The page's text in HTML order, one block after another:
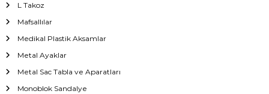
L Takoz
Mafsallılar
Medikal Plastik Aksamlar
Metal Ayaklar
Metal Sac Tabla ve Aparatları
Monoblok Sandalye